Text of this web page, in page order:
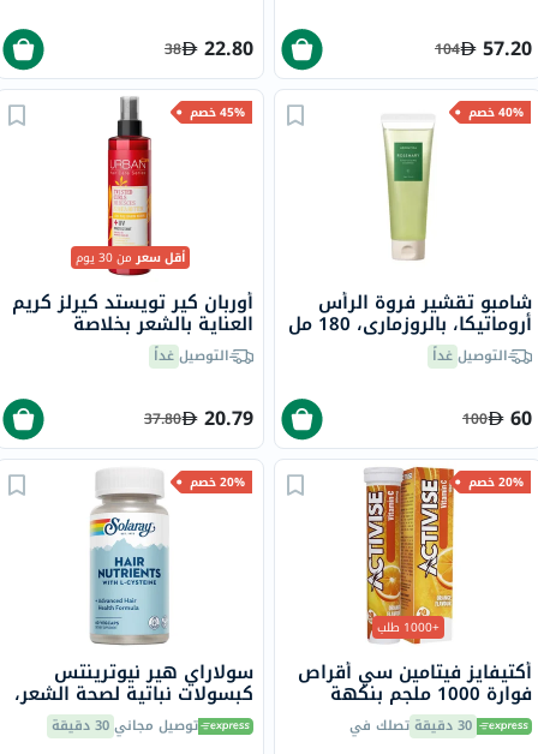
57.20
104
22.80
38
40% خصم
شامبو تقشير فروة الرأس
أروماتيكا، بالروزماري، 180 مل
التوصيلغداً
60
100
45% خصم
أقل سعرمن 30 يوم
أوربان كير تويستد كيرلز كريم
العناية بالشعر بخلاصة
الكركديه وزبدة الشيا، واقي
من الأشعة فوق البنفسجية،
التوصيلغداً
20.79
37.80
20% خصم
+1000 طلب
أكتيفايز فيتامين سي أقراص
فوارة 1000 ملجم بنكهة
البرتقال حزمة من 20
30 دقيقة تصلك في
20% خصم
سولاراي هير نيوترينتس
كبسولات نباتية لصحة الشعر،
60 كبسولة توصيل مجاني30 دقيقة